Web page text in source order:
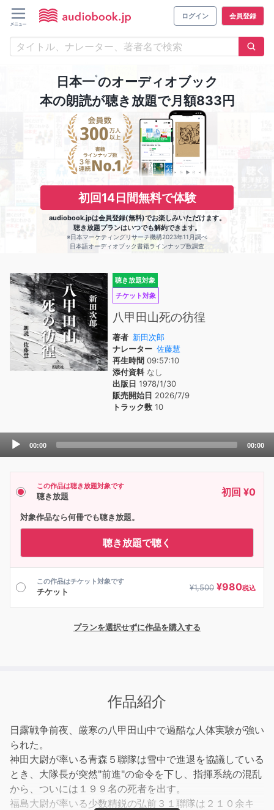
ログイン 会員登録
日本一※のオーディオブック
本の朗読が聴き放題で月額833円
初回14日間無料で体験
audiobook.jpは会員登録(無料)でお楽しみいただけます。
聴き放題プランはいつでも解約できます。
※日本マーケティングリサーチ機構2023年11月調べ
日本語オーディオブック書籍ラインナップ数調査
聴き放題対象
チケット対象
八甲田山死の彷徨
著者 新田次郎
ナレーター 佐藤慧
再生時間 09:57:10
添付資料なし
出版日 1978/1/30
販売開始日 2026/7/9
トラック数 10
Audio
00:00 00:00
この作品は聴き放題対象です
聴き放題 初回 ¥0
対象作品なら何冊でも聴き放題。
聴き放題で聴く
この作品はチケット対象です
チケット ¥1,500 ¥980税込
プランを選択せずに作品を購入する
作品紹介
日露戦争前夜、厳寒の八甲田山中で過酷な人体実験が強い
られた。
神田大尉が率いる青森５聯隊は雪中で進退を協議している
とき、大隊長が突然"前進"の命令を下し、指揮系統の混乱
から、ついには１９９名の死者を出す。
福島大尉が率いる少数精鋭の弘前３１聯隊は２１０余キ